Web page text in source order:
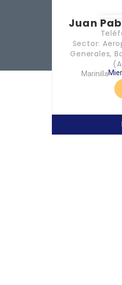
Juan
Sector:
Generales,
Marinilla